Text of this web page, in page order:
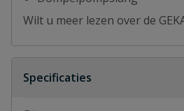
Wilt u meer lezen over de
Specificaties